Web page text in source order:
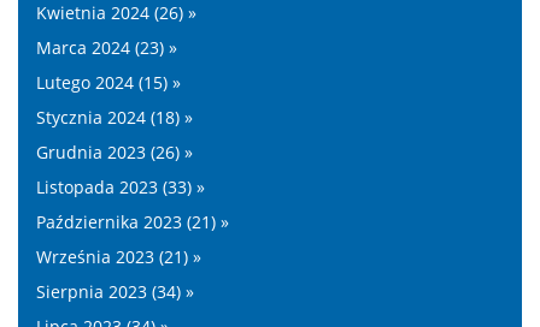
Kwietnia 2024 (26) »
Marca 2024 (23) »
Lutego 2024 (15) »
Stycznia 2024 (18) »
Grudnia 2023 (26) »
Listopada 2023 (33) »
Października 2023 (21) »
Września 2023 (21) »
Sierpnia 2023 (34) »